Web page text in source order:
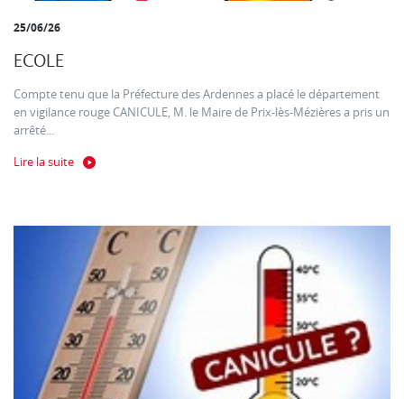
25/06/26
ECOLE
Compte tenu que la Préfecture des Ardennes a placé le département
en vigilance rouge CANICULE, M. le Maire de Prix-lès-Mézières a pris un
arrêté...
Lire la suite